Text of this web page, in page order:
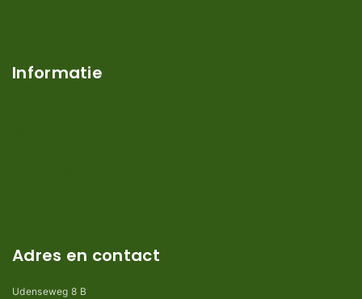
Informatie
Adres en contact
Udenseweg 8 B